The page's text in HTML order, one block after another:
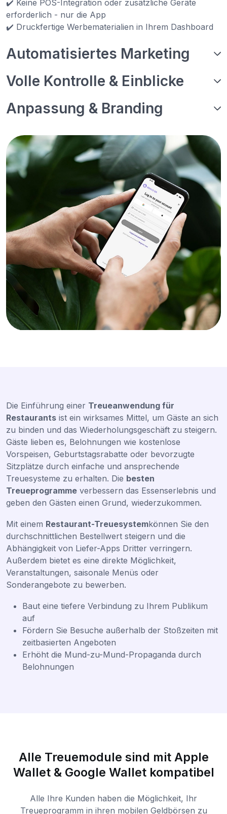
✔️ Keine POS-Integration oder zusätzliche Geräte
erforderlich - nur die App
✔️ Druckfertige Werbematerialien in Ihrem Dashboard
Automatisiertes Marketing
Volle Kontrolle & Einblicke
Anpassung & Branding
Die Einführung einer Treueanwendung für
Restaurants ist ein wirksames Mittel, um Gäste an sich
zu binden und das Wiederholungsgeschäft zu steigern.
Gäste lieben es, Belohnungen wie kostenlose
Vorspeisen, Geburtstagsrabatte oder bevorzugte
Sitzplätze durch einfache und ansprechende
Treuesysteme zu erhalten. Die besten
Treueprogramme verbessern das Essenserlebnis und
geben den Gästen einen Grund, wiederzukommen.
Mit einem Restaurant-Treuesystemkönnen Sie den
durchschnittlichen Bestellwert steigern und die
Abhängigkeit von Liefer-Apps Dritter verringern.
Außerdem bietet es eine direkte Möglichkeit,
Veranstaltungen, saisonale Menüs oder
Sonderangebote zu bewerben.
Baut eine tiefere Verbindung zu Ihrem Publikum
auf
Fördern Sie Besuche außerhalb der Stoßzeiten mit
zeitbasierten Angeboten
Erhöht die Mund-zu-Mund-Propaganda durch
Belohnungen
Alle Treuemodule sind mit Apple
Wallet & Google Wallet kompatibel
Alle Ihre Kunden haben die Möglichkeit, Ihr
Treueprogramm in ihren mobilen Geldbörsen zu